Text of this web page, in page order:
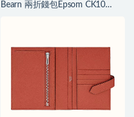
Bearn 兩折錢包Epsom CK10